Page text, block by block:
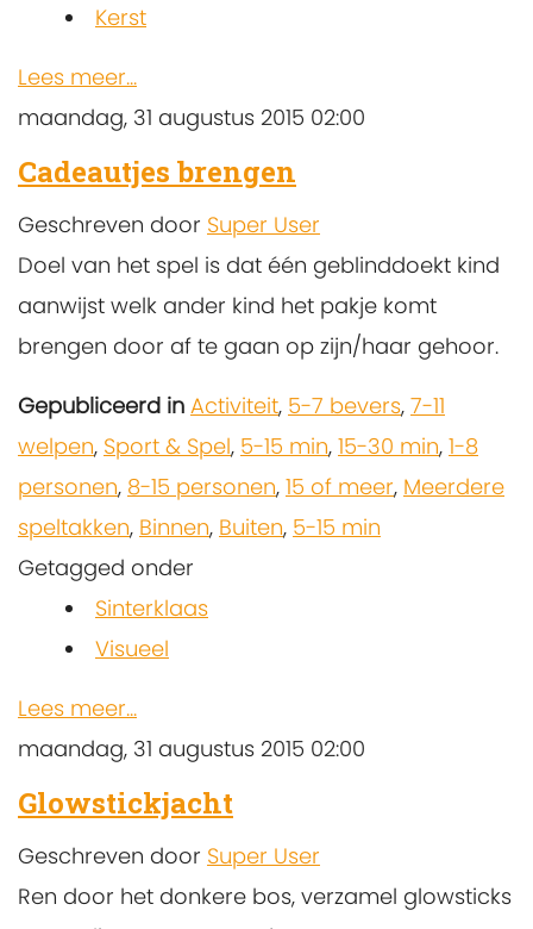
Kerst
Lees meer...
maandag, 31 augustus 2015 02:00
Cadeautjes brengen
Geschreven door Super User
Doel van het spel is dat één geblinddoekt kind
aanwijst welk ander kind het pakje komt
brengen door af te gaan op zijn/haar gehoor.
Gepubliceerd in Activiteit, 5-7 bevers, 7-11
welpen, Sport & Spel, 5-15 min, 15-30 min, 1-8
personen, 8-15 personen, 15 of meer, Meerdere
speltakken, Binnen, Buiten, 5-15 min
Getagged onder
Sinterklaas
Visueel
Lees meer...
maandag, 31 augustus 2015 02:00
Glowstickjacht
Geschreven door Super User
Ren door het donkere bos, verzamel glowsticks